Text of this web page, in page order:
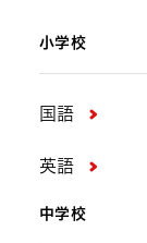
小学校
国語
英語
中学校